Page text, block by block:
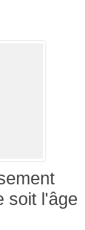
soit l'âge